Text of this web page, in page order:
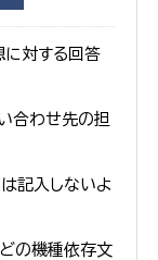
に対する回答
合わせ先の担
記入しないよ
の機種依存文